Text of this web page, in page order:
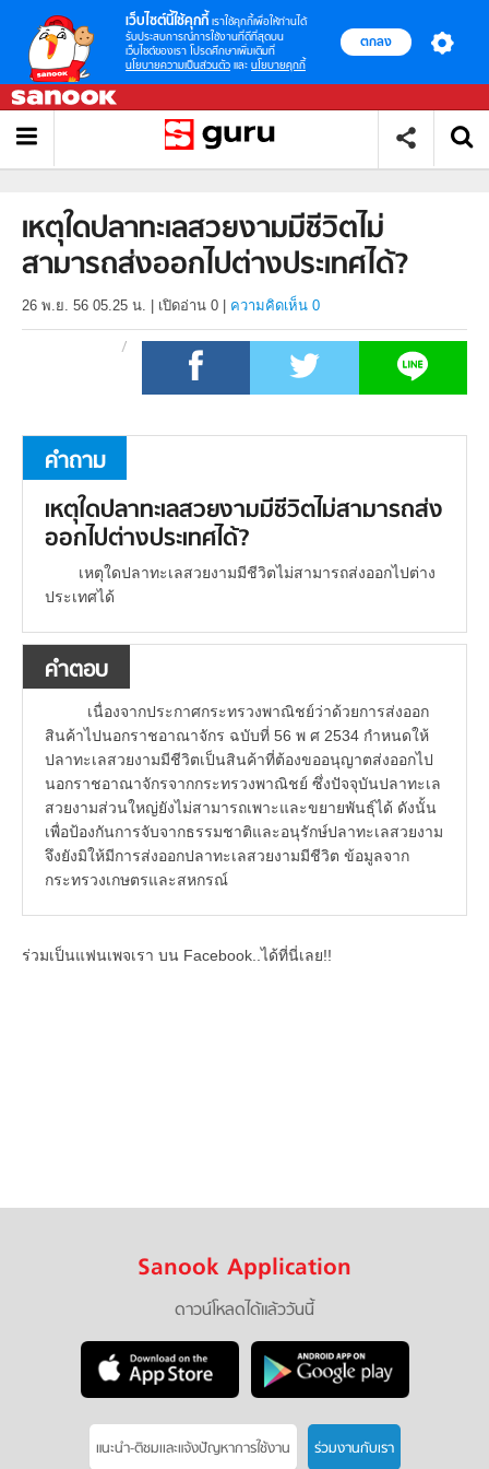
เว็บไซต์นี้ใช้คุกกี้ เราใช้คุกกี้เพื่อให้ท่านได้
รับประสบการณ์การใช้งานที่ดีที่สุดบน
เว็บไซต์ของเรา โปรดศึกษาเพิ่มเติมที่
นโยบายความเป็นส่วนตัว และ นโยบายคุกกี้
ตกลง
เหตุใดปลาทะเลสวยงามมีชีวิตไม่
สามารถส่งออกไปต่างประเทศได้?
26 พ.ย. 56 05.25 น. เปิดอ่าน 0 ความคิดเห็น 0
คำถาม
เหตุใดปลาทะเลสวยงามมีชีวิตไม่สามารถส่ง
ออกไปต่างประเทศได้?
เหตุใดปลาทะเลสวยงามมีชีวิตไม่สามารถส่งออกไปต่าง
ประเทศได้
คำตอบ
เนื่องจากประกาศกระทรวงพาณิชย์ว่าด้วยการส่งออก
สินค้าไปนอกราชอาณาจักร ฉบับที่ 56 พ ศ 2534 กำหนดให้
ปลาทะเลสวยงามมีชีวิตเป็นสินค้าที่ต้องขออนุญาตส่งออกไป
นอกราชอาณาจักรจากกระทรวงพาณิชย์ ซึ่งปัจจุบันปลาทะเล
สวยงามส่วนใหญ่ยังไม่สามารถเพาะและขยายพันธุ์ได้ ดังนั้น
เพื่อป้องกันการจับจากธรรมชาติและอนุรักษ์ปลาทะเลสวยงาม
จึงยังมิให้มีการส่งออกปลาทะเลสวยงามมีชีวิต ข้อมูลจาก
กระทรวงเกษตรและสหกรณ์
ร่วมเป็นแฟนเพจเรา บน Facebook..ได้ที่นี่เลย!!
Sanook Application
ดาวน์โหลดได้แล้ววันนี้
แนะนำ-ติชมเเละแจ้งปัญหาการใช้งาน ร่วมงานกับเรา